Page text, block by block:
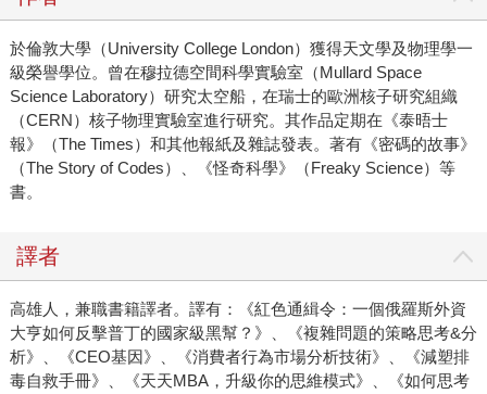
於倫敦大學（University College London）獲得天文學及物理學一
級榮譽學位。曾在穆拉德空間科學實驗室（Mullard Space
Science Laboratory）研究太空船，在瑞士的歐洲核子研究組織
（CERN）核子物理實驗室進行研究。其作品定期在《泰晤士
報》（The Times）和其他報紙及雜誌發表。著有《密碼的故事》
（The Story of Codes）、《怪奇科學》（Freaky Science）等
書。
譯者
高雄人，兼職書籍譯者。譯有：《紅色通緝令：一個俄羅斯外資
大亨如何反擊普丁的國家級黑幫？》、《複雜問題的策略思考&分
析》、《CEO基因》、《消費者行為市場分析技術》、《減塑排
毒自救手冊》、《天天MBA，升級你的思維模式》、《如何思考